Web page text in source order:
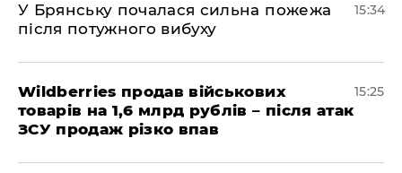
У Брянську почалася сильна пожежа
після потужного вибуху
15:34
Wildberries продав військових
товарів на 1,6 млрд рублів – після атак
ЗСУ продаж різко впав
15:25